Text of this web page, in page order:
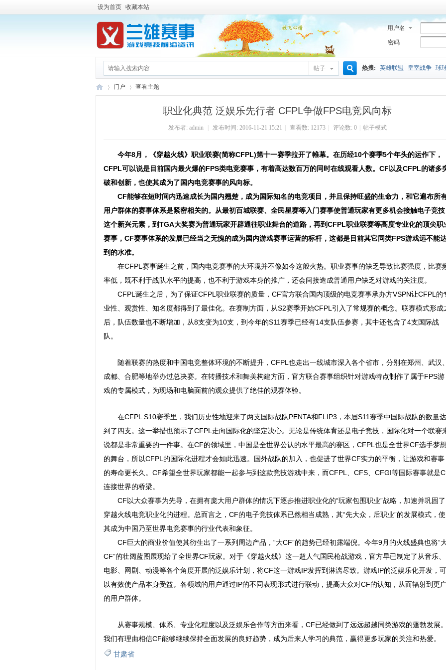
设为首页 收藏本站
用户名
密码
帖子
索
热搜: 英雄联盟 皇室战争 球
门户 查看主题
职业化典范 泛娱乐先行者 CFPL争做FPS电竞风向标
发布者: admin 发布时间: 2016-11-21 15:21 查看数: 12173 评论数: 0 帖子模式
今年8月，《穿越火线》职业联赛(简称CFPL)第十一赛季拉开了帷幕。在历经10个赛季5个年头的运作下，
CFPL可以说是目前国内最火爆的FPS类电竞赛事，有着高达数百万的同时在线观看人数。CF以及CFPL的诸多
破和创新，也使其成为了国内电竞赛事的风向标。
CF能够在短时间内迅速成长为国内翘楚，成为国际知名的电竞项目，并且保持旺盛的生命力，和它遍布所
用户群体的赛事体系是紧密相关的。从最初百城联赛、全民星赛等入门赛事使普通玩家有更多机会接触电子竞技
这个新兴元素，到TGA大奖赛为普通玩家开辟通往职业舞台的道路，再到CFPL职业联赛等高度专业化的顶尖职
赛事，CF赛事体系的发展已经当之无愧的成为国内游戏赛事运营的标杆，这都是目前其它同类FPS游戏远不能
到的水准。
在CFPL赛事诞生之前，国内电竞赛事的大环境并不像如今这般火热。职业赛事的缺乏导致比赛强度，比赛
率低，既不利于战队水平的提高，也不利于游戏本身的推广，还会间接造成普通用户缺乏对游戏的关注度。
CFPL诞生之后，为了保证CFPL职业联赛的质量，CF官方联合国内顶级的电竞赛事承办方VSPN让CFPL的
业性、观赏性、知名度都得到了最佳化。在赛制方面，从S2赛季开始CFPL引入了常规赛的概念。联赛模式形成
后，队伍数量也不断增加，从8支变为10支，到今年的S11赛季已经有14支队伍参赛，其中还包含了4支国际战
队。
随着联赛的热度和中国电竞整体环境的不断提升，CFPL也走出一线城市深入各个省市，分别在郑州、武汉、
成都、合肥等地举办过总决赛。在转播技术和舞美构建方面，官方联合赛事组织针对游戏特点制作了属于FPS游
戏的专属模式，为现场和电脑面前的观众提供了绝佳的观赛体验。
在CFPL S10赛季里，我们历史性地迎来了两支国际战队PENTA和FLIP3，本届S11赛季中国际战队的数量达
到了四支。这一举措也预示了CFPL走向国际化的坚定决心。无论是传统体育还是电子竞技，国际化对一个联赛
说都是非常重要的一件事。在CF的领域里，中国是全世界公认的水平最高的赛区，CFPL也是全世界CF选手梦想
的舞台，所以CFPL的国际化进程才会如此迅速。国外战队的加入，也促进了世界CF实力的平衡，让游戏和赛事
的寿命更长久。CF希望全世界玩家都能一起参与到这款竞技游戏中来，而CFPL、CFS、CFGI等国际赛事就是
连接世界的桥梁。
CF以大众赛事为先导，在拥有庞大用户群体的情况下逐步推进职业化的“玩家包围职业”战略，加速并巩固了
穿越火线电竞职业化的进程。总而言之，CF的电子竞技体系已然相当成熟，其“先大众，后职业”的发展模式，使
其成为中国乃至世界电竞赛事的行业代表和象征。
CF巨大的商业价值使其衍生出了一系列周边产品，“大CF”的趋势已经初露端倪。今年9月的火线盛典也将“
CF”的壮阔蓝图展现给了全世界CF玩家。对于《穿越火线》这一超人气国民枪战游戏，官方早已制定了从音乐、
电影、网剧、动漫等各个角度开展的泛娱乐计划，将CF这一游戏IP发挥到淋漓尽致。游戏IP的泛娱乐化开发，可
以有效使产品本身受益。各领域的用户通过IP的不同表现形式进行联动，提高大众对CF的认知，从而辐射到更
的用户群体。
从赛事规模、体系、专业化程度以及泛娱乐合作等方面来看，CF已经做到了远远超越同类游戏的蓬勃发展。
我们有理由相信CF能够继续保持全面发展的良好趋势，成为后来人学习的典范，赢得更多玩家的关注和热爱。
甘肃省